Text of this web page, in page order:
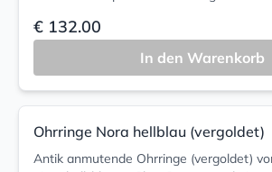
€ 132.00
In den Warenkorb
Ohrringe Nora hellblau (vergoldet)
Antik anmutende Ohrringe (vergoldet)